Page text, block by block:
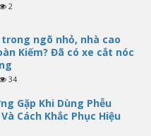
2
trong ngõ nhỏ, nhà cao
Kiếm? Đã có xe cắt nóc
34
Gặp Khi Dùng Phễu
Cách Khắc Phục Hiệu